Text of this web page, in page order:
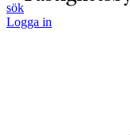
sök
Logga in